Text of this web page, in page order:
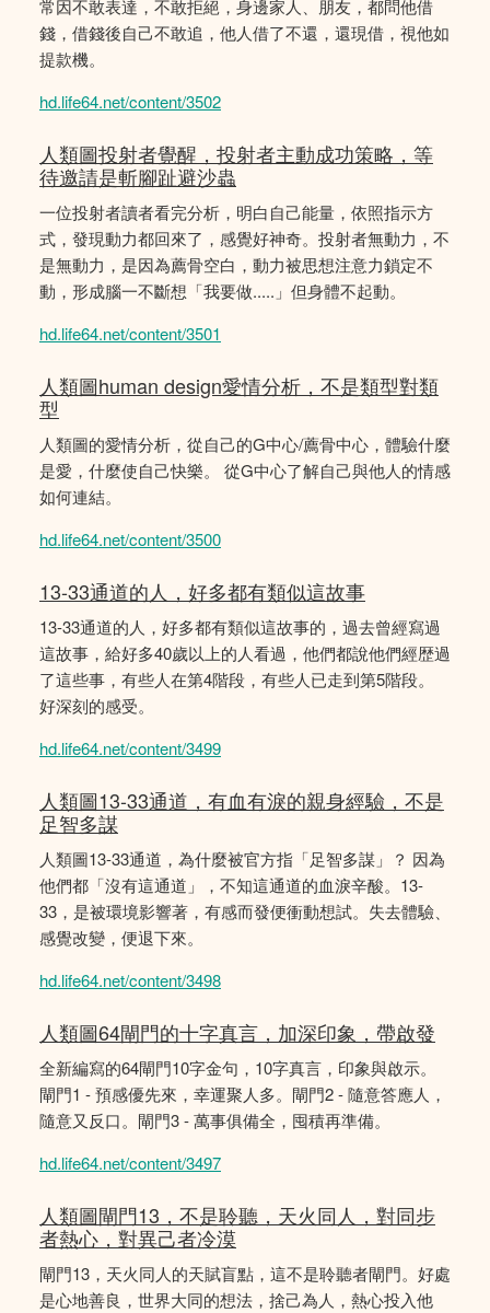
常因不敢表達，不敢拒絕，身邊家人、朋友，都問他借
錢，借錢後自己不敢追，他人借了不還，還現借，視他如
提款機。
hd.life64.net/content/3502
人類圖投射者覺醒，投射者主動成功策略，等
待邀請是斬腳趾避沙蟲
一位投射者讀者看完分析，明白自己能量，依照指示方
式，發現動力都回來了，感覺好神奇。投射者無動力，不
是無動力，是因為薦骨空白，動力被思想注意力鎖定不
動，形成腦一不斷想「我要做.....」但身體不起動。
hd.life64.net/content/3501
人類圖human design愛情分析，不是類型對類
型
人類圖的愛情分析，從自己的G中心/薦骨中心，體驗什麼
是愛，什麼使自己快樂。 從G中心了解自己與他人的情感
如何連結。
hd.life64.net/content/3500
13-33通道的人，好多都有類似這故事
13-33通道的人，好多都有類似這故事的，過去曾經寫過
這故事，給好多40歲以上的人看過，他們都說他們經歴過
了這些事，有些人在第4階段，有些人已走到第5階段。
好深刻的感受。
hd.life64.net/content/3499
人類圖13-33通道，有血有淚的親身經驗，不是
足智多謀
人類圖13-33通道，為什麼被官方指「足智多謀」？ 因為
他們都「沒有這通道」，不知這通道的血淚辛酸。13-
33，是被環境影響著，有感而發便衝動想試。失去體驗、
感覺改變，便退下來。
hd.life64.net/content/3498
人類圖64閘門的十字真言，加深印象，帶啟發
全新編寫的64閘門10字金句，10字真言，印象與啟示。
閘門1 - 預感優先來，幸運聚人多。閘門2 - 隨意答應人，
隨意又反口。閘門3 - 萬事俱備全，囤積再準備。
hd.life64.net/content/3497
人類圖閘門13，不是聆聽，天火同人，對同步
者熱心，對異己者冷漠
閘門13，天火同人的天賦盲點，這不是聆聽者閘門。好處
是心地善良，世界大同的想法，捨己為人，熱心投入他